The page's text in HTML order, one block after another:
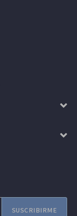
SUSCRIBIRME